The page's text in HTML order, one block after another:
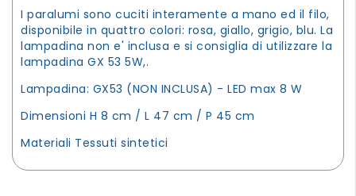
I paralumi sono cuciti interamente a mano ed il filo,
disponibile in quattro colori: rosa, giallo, grigio, blu. La
lampadina non e' inclusa e si consiglia di utilizzare la
lampadina GX 53 5W,.
Lampadina: GX53 (NON INCLUSA) - LED max 8 W
Dimensioni H 8 cm / L 47 cm / P 45 cm
Materiali Tessuti sintetici